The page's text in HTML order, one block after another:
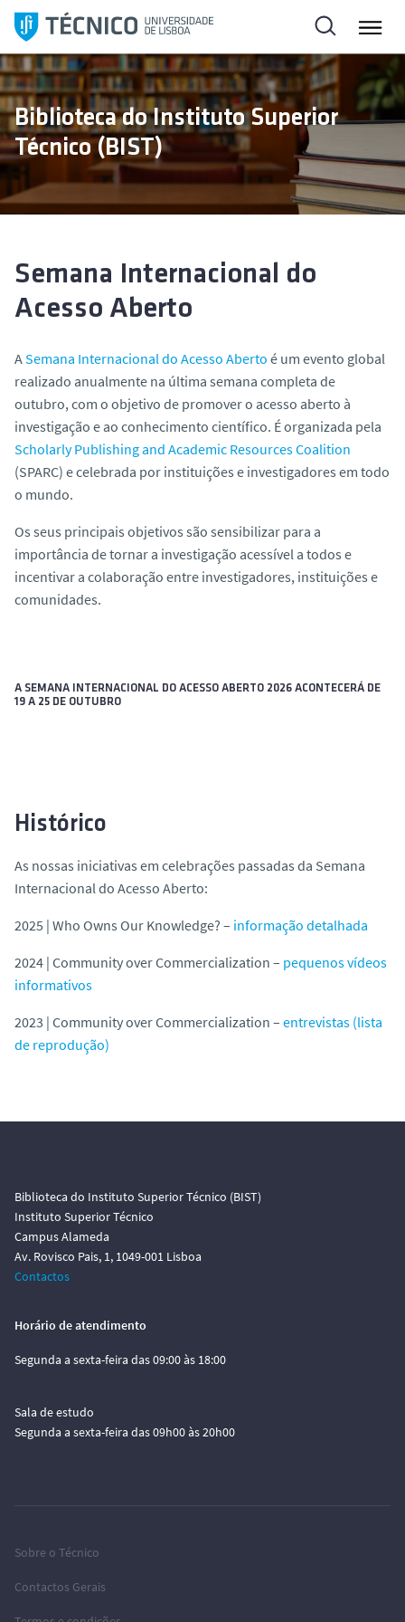
i
p
t
o
c
o
t
Biblioteca do Instituto Superior
Técnico (BIST)
Semana Internacional do
Acesso Aberto
ASemana Internacional do Acesso Aberto é um evento global
realizado anualmente na última semana completa de
outubro, com o objetivo de promover o acesso aberto à
investigação e ao conhecimento científico. É organizada pela
Scholarly Publishing and Academic Resources Coalition
(SPARC) e celebrada por instituições e investigadores em todo
o mundo.
Os seus principais objetivos são sensibilizar para a
importância de tornar a investigação acessível a todos e
incentivar a colaboração entre investigadores, instituições e
comunidades.
A SEMANA INTERNACIONAL DO ACESSO ABERTO 2026 ACONTECERÁ DE
19 A 25 DE OUTUBRO
Histórico
As nossas iniciativas em celebrações passadas da Semana
Internacional do Acesso Aberto:
2025 | Who Owns Our Knowledge? – informação detalhada
2024 | Community over Commercialization – pequenos vídeos
informativos
2023 | Community over Commercialization – entrevistas (lista
de reprodução)
Biblioteca do Instituto Superior Técnico (BIST)
Instituto Superior Técnico
Campus Alameda
Av. Rovisco Pais, 1, 1049-001 Lisboa
Contactos
Horário de atendimento
Segunda a sexta-feira das 09:00 às 18:00
Sala de estudo
Segunda a sexta-feira das 09h00 às 20h00
Sobre o Técnico
Contactos Gerais